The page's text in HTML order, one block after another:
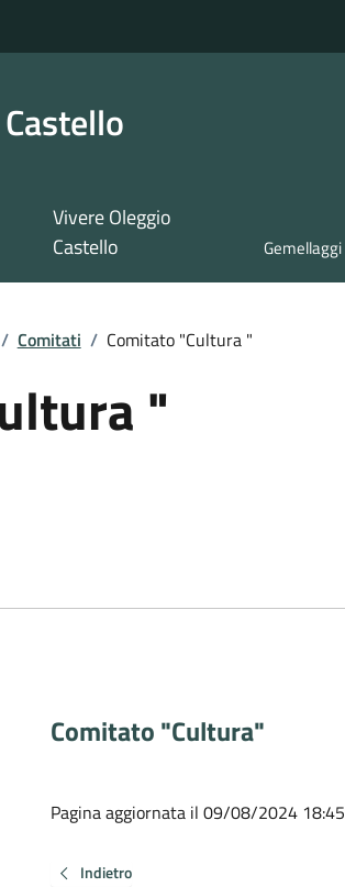
Vivere Oleggio
Castello
Gemellaggi
/ Comitati / Comitato "Cultura "
"
Comitato "Cultura"
Pagina aggiornata il 09/08/2024 18:45
Indietro